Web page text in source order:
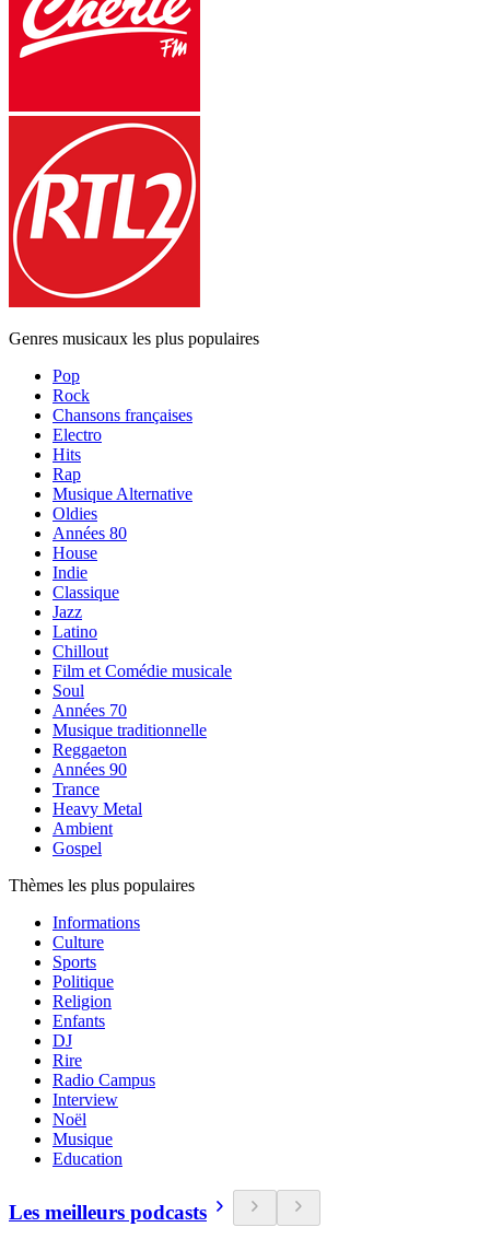
Genres musicaux les plus populaires
Pop
Rock
Chansons françaises
Electro
Hits
Rap
Musique Alternative
Oldies
Années 80
House
Indie
Classique
Jazz
Latino
Chillout
Film et Comédie musicale
Soul
Années 70
Musique traditionnelle
Reggaeton
Années 90
Trance
Heavy Metal
Ambient
Gospel
Thèmes les plus populaires
Informations
Culture
Sports
Politique
Religion
Enfants
DJ
Rire
Radio Campus
Interview
Noël
Musique
Education
Les meilleurs podcasts